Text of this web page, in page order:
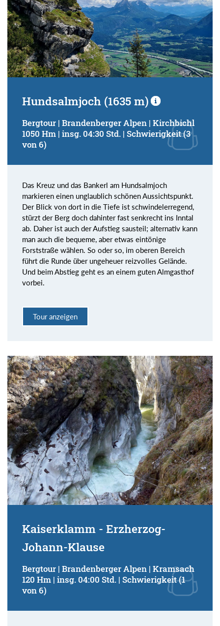
Hundsalmjoch (1635 m)
Bergtour | Brandenberger Alpen | Kirchbichl
1050 Hm | insg. 04:30 Std. | Schwierigkeit (3
von 6)
Das Kreuz und das Bankerl am Hundsalmjoch
markieren einen unglaublich schönen Aussichtspunkt.
Der Blick von dort in die Tiefe ist schwindelerregend,
stürzt der Berg doch dahinter fast senkrecht ins Inntal
ab. Daher ist auch der Aufstieg sausteil; alternativ kann
man auch die bequeme, aber etwas eintönige
Forststraße wählen. So oder so, im oberen Bereich
führt die Runde über ungeheuer reizvolles Gelände.
Und beim Abstieg geht es an einem guten Almgasthof
vorbei.
Tour anzeigen
Kaiserklamm - Erzherzog-
Johann-Klause
Bergtour | Brandenberger Alpen | Kramsach
120 Hm | insg. 04:00 Std. | Schwierigkeit (1
von 6)